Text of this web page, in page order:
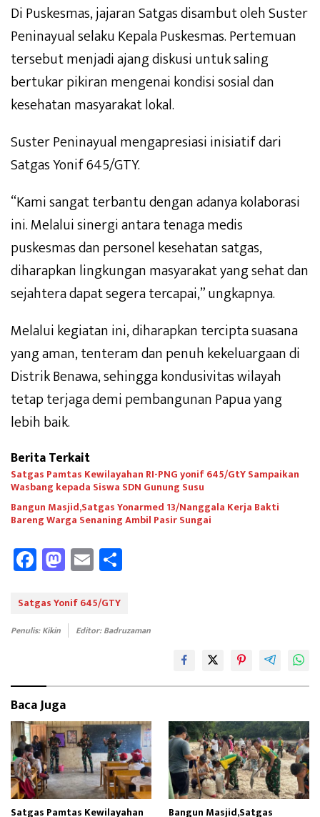
Di Puskesmas, jajaran Satgas disambut oleh Suster
Peninayual selaku Kepala Puskesmas. Pertemuan
tersebut menjadi ajang diskusi untuk saling
bertukar pikiran mengenai kondisi sosial dan
kesehatan masyarakat lokal.
Suster Peninayual mengapresiasi inisiatif dari
Satgas Yonif 645/GTY.
“Kami sangat terbantu dengan adanya kolaborasi
ini. Melalui sinergi antara tenaga medis
puskesmas dan personel kesehatan satgas,
diharapkan lingkungan masyarakat yang sehat dan
sejahtera dapat segera tercapai,” ungkapnya.
Melalui kegiatan ini, diharapkan tercipta suasana
yang aman, tenteram dan penuh kekeluargaan di
Distrik Benawa, sehingga kondusivitas wilayah
tetap terjaga demi pembangunan Papua yang
lebih baik.
Berita Terkait
Satgas Pamtas Kewilayahan RI-PNG yonif 645/GtY Sampaikan
Wasbang kepada Siswa SDN Gunung Susu
Bangun Masjid,Satgas Yonarmed 13/Nanggala Kerja Bakti
Bareng Warga Senaning Ambil Pasir Sungai
Fa
ce
b
oo
M
as
to
d
o
E
m
ail
Satgas Yonif 645/GTY
Penulis: Kikin Editor: Badruzaman
Baca Juga
Satgas Pamtas Kewilayahan Bangun Masjid,Satgas